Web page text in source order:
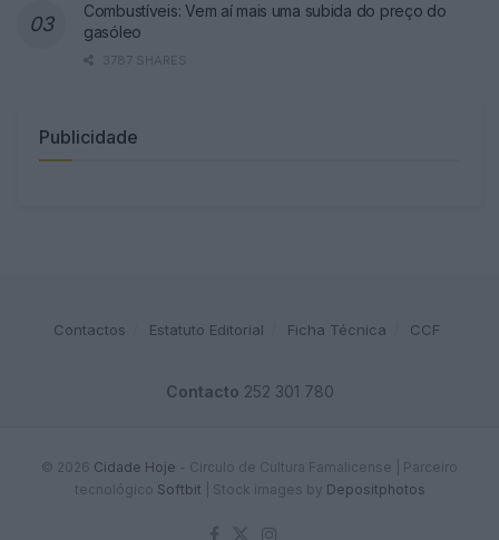
Combustíveis: Vem aí mais uma subida do preço do
gasóleo
3787 SHARES
Publicidade
Contactos Estatuto Editorial Ficha Técnica CCF
Contacto 252 301 780
© 2026 Cidade Hoje - Circulo de Cultura Famalicense | Parceiro
tecnológico Softbit Stock images by Depositphotos